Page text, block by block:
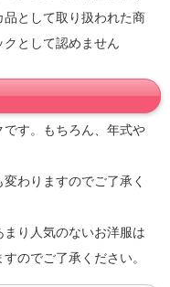
品として取り扱われた商
として認めません
す。もちろん、年式や
わりますのでご了承く
り人気のないお洋服は
のでご了承ください。